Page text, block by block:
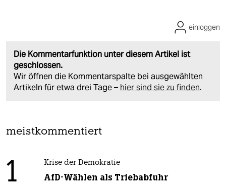
Die Kommentarfunktion unter diesem Artikel ist
geschlossen.
Wir öffnen die Kommentarspalte bei ausgewählten
Artikeln für etwa drei Tage – hier sind sie zu finden.
einloggen
meistkommentiert
1 Krise der Demokratie
AfD-Wählen als Triebabfuhr